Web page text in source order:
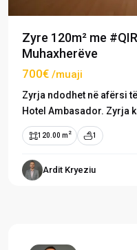
Zyre 120m² me
Muhaxherëve
700€ /muaji
Zyrja ndodhet në afërsi
Hotel Ambasador. Zyrja
120.00 m 2 1
Ardit Kryeziu